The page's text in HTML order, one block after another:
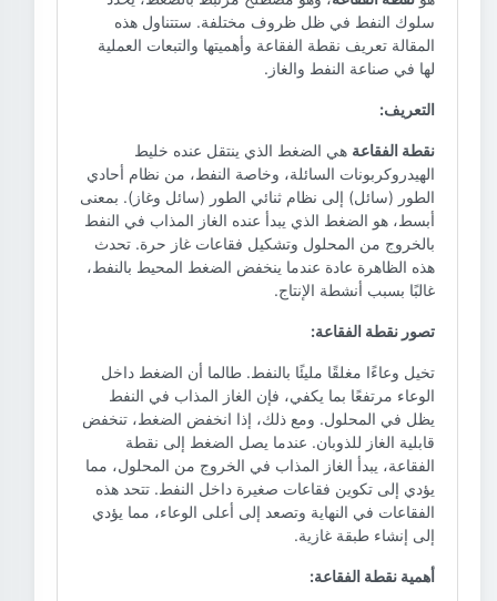
سلوك النفط في ظل ظروف مختلفة. ستتناول هذه
المقالة تعريف نقطة الفقاعة وأهميتها والتبعات العملية
لها في صناعة النفط والغاز.
التعريف:
نقطة الفقاعة هي الضغط الذي ينتقل عنده خليط
الهيدروكربونات السائلة، وخاصة النفط، من نظام أحادي
الطور (سائل) إلى نظام ثنائي الطور (سائل وغاز). بمعنى
أبسط، هو الضغط الذي يبدأ عنده الغاز المذاب في النفط
بالخروج من المحلول وتشكيل فقاعات غاز حرة. تحدث
هذه الظاهرة عادة عندما ينخفض ​​الضغط المحيط بالنفط،
غالبًا بسبب أنشطة الإنتاج.
تصور نقطة الفقاعة:
تخيل وعاءًا مغلقًا مليئًا بالنفط. طالما أن الضغط داخل
الوعاء مرتفعًا بما يكفي، فإن الغاز المذاب في النفط
يظل في المحلول. ومع ذلك، إذا انخفض الضغط، تنخفض
قابلية الغاز للذوبان. عندما يصل الضغط إلى نقطة
الفقاعة، يبدأ الغاز المذاب في الخروج من المحلول، مما
يؤدي إلى تكوين فقاعات صغيرة داخل النفط. تتحد هذه
الفقاعات في النهاية وتصعد إلى أعلى الوعاء، مما يؤدي
إلى إنشاء طبقة غازية.
أهمية نقطة الفقاعة: